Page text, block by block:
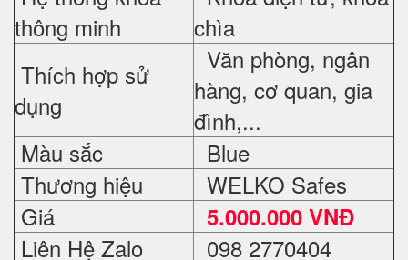
thông minh
chìa
Thích hợp sử
dụng
Văn phòng, ngân
hàng, cơ quan, gia
đình,...
Màu sắc
Blue
Thương hiệu
WELKO Safes
Giá
5.000.000 VNĐ
Liên Hệ Zalo
098 2770404